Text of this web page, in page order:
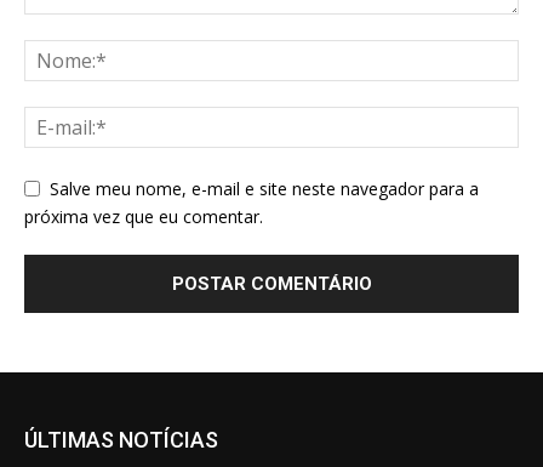
Salve meu nome, e-mail e site neste navegador para a
próxima vez que eu comentar.
ÚLTIMAS NOTÍCIAS